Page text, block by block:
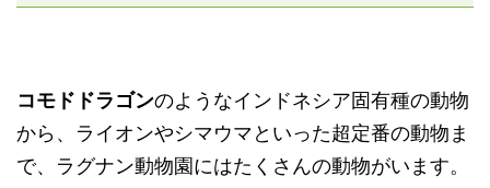
コモドドラゴンのようなインドネシア固有種の動物
から、ライオンやシマウマといった超定番の動物ま
で、ラグナン動物園にはたくさんの動物がいます。